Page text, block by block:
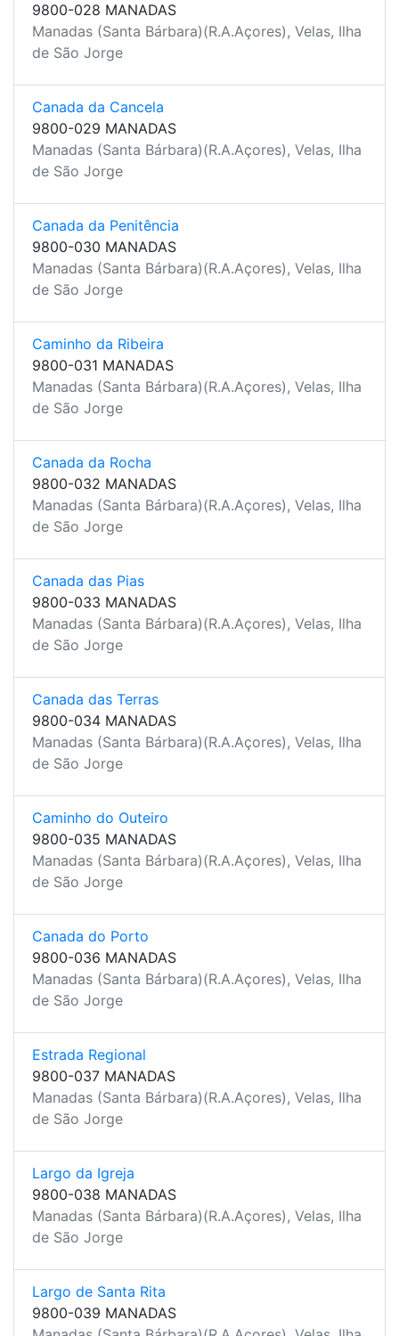
9800-028 MANADAS
Manadas (Santa Bárbara)(R.A.Açores), Velas, Ilha
de São Jorge
Canada da Cancela
9800-029 MANADAS
Manadas (Santa Bárbara)(R.A.Açores), Velas, Ilha
de São Jorge
Canada da Penitência
9800-030 MANADAS
Manadas (Santa Bárbara)(R.A.Açores), Velas, Ilha
de São Jorge
Caminho da Ribeira
9800-031 MANADAS
Manadas (Santa Bárbara)(R.A.Açores), Velas, Ilha
de São Jorge
Canada da Rocha
9800-032 MANADAS
Manadas (Santa Bárbara)(R.A.Açores), Velas, Ilha
de São Jorge
Canada das Pias
9800-033 MANADAS
Manadas (Santa Bárbara)(R.A.Açores), Velas, Ilha
de São Jorge
Canada das Terras
9800-034 MANADAS
Manadas (Santa Bárbara)(R.A.Açores), Velas, Ilha
de São Jorge
Caminho do Outeiro
9800-035 MANADAS
Manadas (Santa Bárbara)(R.A.Açores), Velas, Ilha
de São Jorge
Canada do Porto
9800-036 MANADAS
Manadas (Santa Bárbara)(R.A.Açores), Velas, Ilha
de São Jorge
Estrada Regional
9800-037 MANADAS
Manadas (Santa Bárbara)(R.A.Açores), Velas, Ilha
de São Jorge
Largo da Igreja
9800-038 MANADAS
Manadas (Santa Bárbara)(R.A.Açores), Velas, Ilha
de São Jorge
Largo de Santa Rita
9800-039 MANADAS